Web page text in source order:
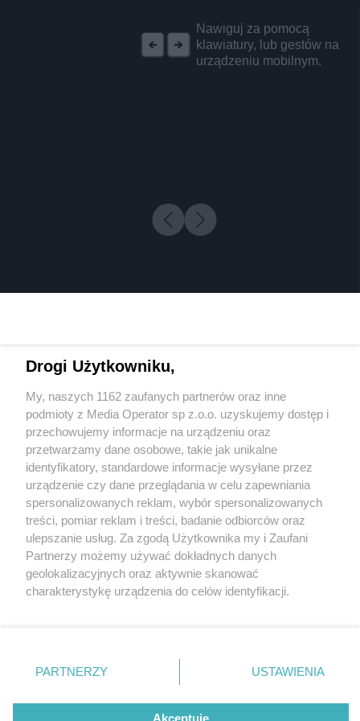
Nawiguj za pomocą
klawiatury, lub gestów na
urządzeniu mobilnym.
5 / 0
Wydawca mediów lokalnych
Nie zapomnij
zapoznać się z:
polityką prywatności regulamin korzystania z portali
Twojemiasto
Piekary Śląskie
Chorzów
Tarnowskie Góry
Gliwice
Skontakuj sięz nami
Kontakt
Wydawca
Redakcja
Drogi Użytkowniku,
My, naszych 1162 zaufanych partnerów oraz inne
podmioty z Media Operator sp z.o.o. uzyskujemy dostęp i
przechowujemy informacje na urządzeniu oraz
przetwarzamy dane osobowe, takie jak unikalne
identyfikatory, standardowe informacje wysyłane przez
urządzenie czy dane przeglądania w celu zapewniania
spersonalizowanych reklam, wybór spersonalizowanych
treści, pomiar reklam i treści, badanie odbiorców oraz
ulepszanie usług. Za zgodą Użytkownika my i Zaufani
Partnerzy możemy używać dokładnych danych
geolokalizacyjnych oraz aktywnie skanować
charakterystykę urządzenia do celów identyfikacji.
zmienić/wycofać klikając przycisk ustawień prywatności
znajdujący się w lewym dolnym rogu strony
rodzaje przetwarzania danych nie wymagają zgody
użytkownika, ale masz prawo sprzeciwić się takiemu
PARTNERZY USTAWIENIA
Akceptuję